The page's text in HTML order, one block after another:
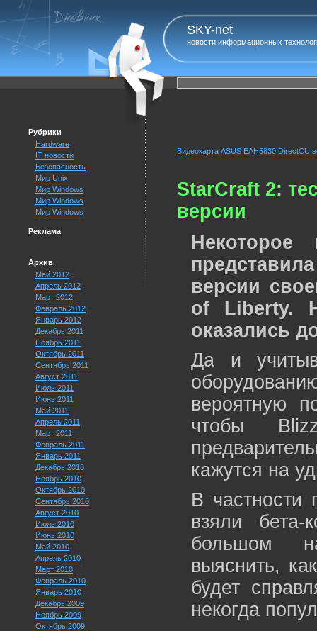
SKY-net
новости информационных
Рубрики
Hardware
IT новости
Безопасность
Мир Unix
Мир Windows
Мир Windows
Мир Windows
Реклама
Архив
Май 2012
Апрель 2012
Март 2012
Февраль 2012
Январь 2012
Декабрь 2011
Ноябрь 2011
Октябрь 2011
Сентябрь 2011
Август 2011
Июль 2011
Июнь 2011
Май 2011
Апрель 2011
Март 2011
Февраль 2011
Январь 2011
Декабрь 2010
Ноябрь 2010
Октябрь 2010
Сентябрь 2010
Август 2010
Июль 2010
Июнь 2010
Май 2010
Апрель 2010
Март 2010
Февраль 2010
Январь 2010
Декабрь 2009
Ноябрь 2009
Октябрь 2009
Видеокарта ASUS EAH5830 DirectCU
StarCraft 2:
версии
версии
of Liberty.
оказались
Да и
вероятную
чтобы
кажутся на
В частности
взяли
большом
выяснить,
будет
некогда